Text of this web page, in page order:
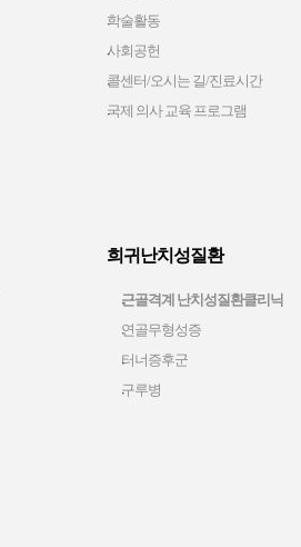
학술활동
사회공헌
콜센터/오시는 길/진료시간
국제 의사 교육 프로그램
희귀난치성질환
근골격계 난치성질환클리닉
연골무형성증
터너증후군
구루병